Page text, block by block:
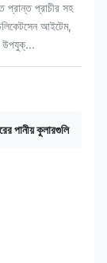
প্রান্ত প্রাচীর সহ
আইটেম,
উপযুক্...
পানীয় কুলারগুলি